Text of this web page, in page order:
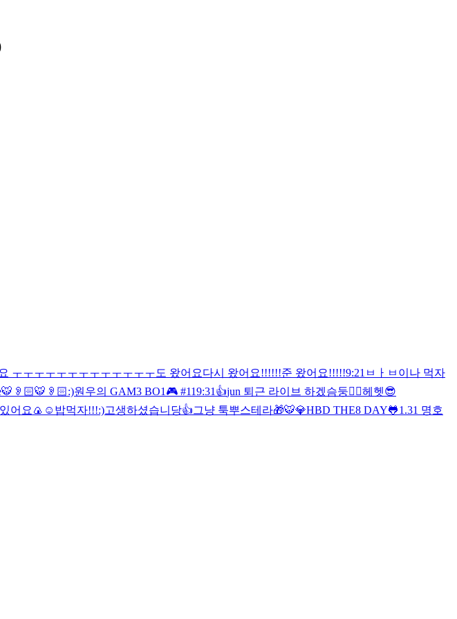
ㅜㅜㅜㅜㅜㅜㅜㅜㅜㅜㅜㅜㅜ도 왔어요다시 왔어요!!!!!!준 왔어요!!!!!9:21 ㅂㅏㅂ이나 먹자
🐯👂🏻🐯👂🏻:)원우의 GAM3 BO1🎮 #119:31👍jun 퇴근 라이브 하겠슴둥👍🏻헤헷😎
어요🍙 ☺️ 밥먹자!!!:)고생하셨습니당👍그냥 툭뿌스테라🎁🐯💎HBD THE8 DAY🐸1.31 명호